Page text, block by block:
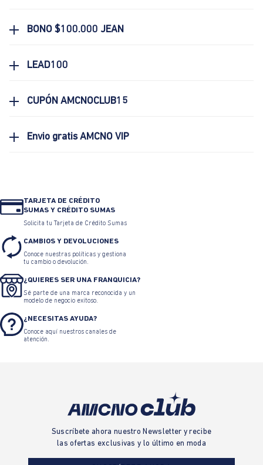
BONO $100.000 JEAN
LEAD100
CUPÓN AMCNOCLUB15
Envio gratis AMCNO VIP
TARJETA DE CRÉDITO
SUMAS Y CRÉDITO SUMAS
Solicita tu Tarjeta de Crédito Sumas
CAMBIOS Y DEVOLUCIONES
Conoce nuestras políticas y gestiona
tu cambio o devolución.
¿QUIERES SER UNA FRANQUICIA?
Sé parte de una marca reconocida y un
modelo de negocio exitoso.
¿NECESITAS AYUDA?
Conoce aquí nuestros canales de
atención.
Suscríbete ahora nuestro Newsletter y recibe
las ofertas exclusivas y lo último en moda